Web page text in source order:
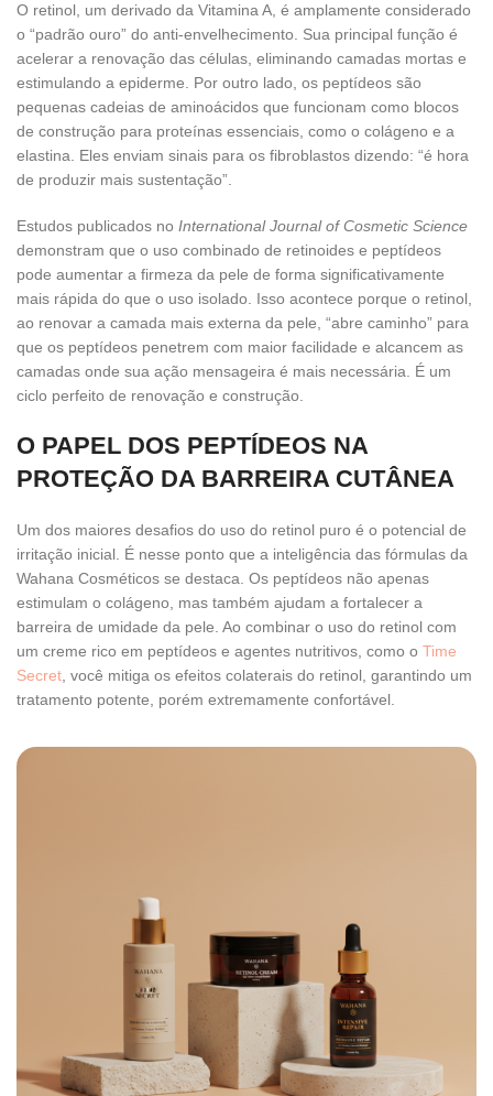
O retinol, um derivado da Vitamina A, é amplamente considerado
o “padrão ouro” do anti-envelhecimento. Sua principal função é
acelerar a renovação das células, eliminando camadas mortas e
estimulando a epiderme. Por outro lado, os peptídeos são
pequenas cadeias de aminoácidos que funcionam como blocos
de construção para proteínas essenciais, como o colágeno e a
elastina. Eles enviam sinais para os fibroblastos dizendo: “é hora
de produzir mais sustentação”.
Estudos publicados no International Journal of Cosmetic Science
demonstram que o uso combinado de retinoides e peptídeos
pode aumentar a firmeza da pele de forma significativamente
mais rápida do que o uso isolado. Isso acontece porque o retinol,
ao renovar a camada mais externa da pele, “abre caminho” para
que os peptídeos penetrem com maior facilidade e alcancem as
camadas onde sua ação mensageira é mais necessária. É um
ciclo perfeito de renovação e construção.
O PAPEL DOS PEPTÍDEOS NA
PROTEÇÃO DA BARREIRA CUTÂNEA
Um dos maiores desafios do uso do retinol puro é o potencial de
irritação inicial. É nesse ponto que a inteligência das fórmulas da
Wahana Cosméticos se destaca. Os peptídeos não apenas
estimulam o colágeno, mas também ajudam a fortalecer a
barreira de umidade da pele. Ao combinar o uso do retinol com
um creme rico em peptídeos e agentes nutritivos, como o Time
Secret, você mitiga os efeitos colaterais do retinol, garantindo um
tratamento potente, porém extremamente confortável.